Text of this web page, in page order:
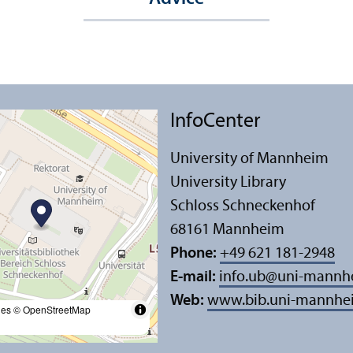
© OpenStreetMap
InfoCenter
University of Mannheim
University Library
Schloss Schneckenhof
68161 Mannheim
Phone: +49 621 181-2948
E-mail: info.ub@uni-
Web: www.bib.uni-